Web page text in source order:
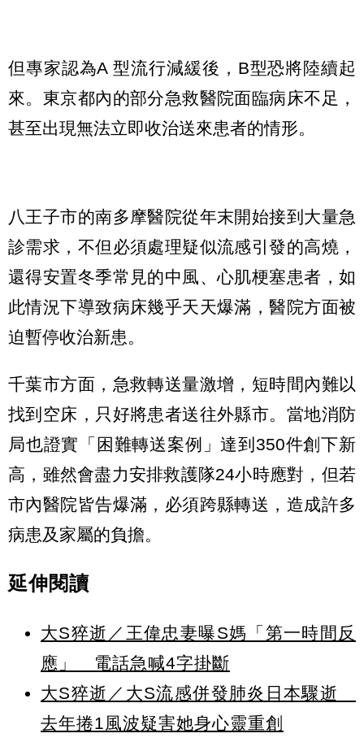
但專家認為A 型流行減緩後，B型恐將陸續起
來。東京都內的部分急救醫院面臨病床不足，
甚至出現無法立即收治送來患者的情形。
八王子市的南多摩醫院從年末開始接到大量急
診需求，不但必須處理疑似流感引發的高燒，
還得安置冬季常見的中風、心肌梗塞患者，如
此情況下導致病床幾乎天天爆滿，醫院方面被
迫暫停收治新患。
千葉市方面，急救轉送量激增，短時間內難以
找到空床，只好將患者送往外縣市。當地消防
局也證實「困難轉送案例」達到350件創下新
高，雖然會盡力安排救護隊24小時應對，但若
市內醫院皆告爆滿，必須跨縣轉送，造成許多
病患及家屬的負擔。
延伸閱讀
大S猝逝／王偉忠妻曝S媽「第一時間反
應」 電話急喊4字掛斷
大S猝逝／大S流感併發肺炎日本驟逝
去年捲1風波疑害她身心靈重創